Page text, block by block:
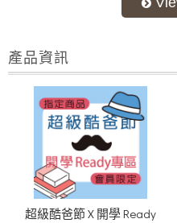
產品資訊
超級酷爸節 X 開學 Ready